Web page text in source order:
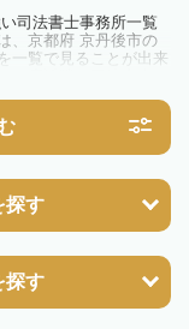
司法書士事務所一覧
、京都府 京丹後市の
一覧で見ることが出来
一度近隣の司法書士に
探す
探す